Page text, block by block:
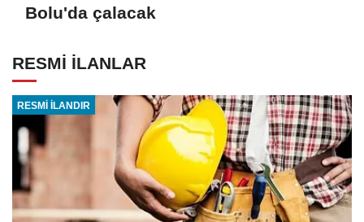
Bolu'da çalacak
RESMİ İLANLAR
RESMİ İLANDIR